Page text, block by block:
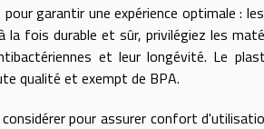
garantir une expérience optimale :
fois durable et sûr, privilégiez les
et leur longévité. Le
qualité et exempt de BPA.
pour assurer confort